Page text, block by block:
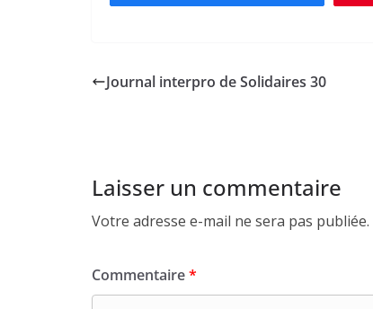
Journal interpro de Solidaires 30
Laisser un commentaire
Votre adresse e-mail ne sera pas publiée.
Commentaire*